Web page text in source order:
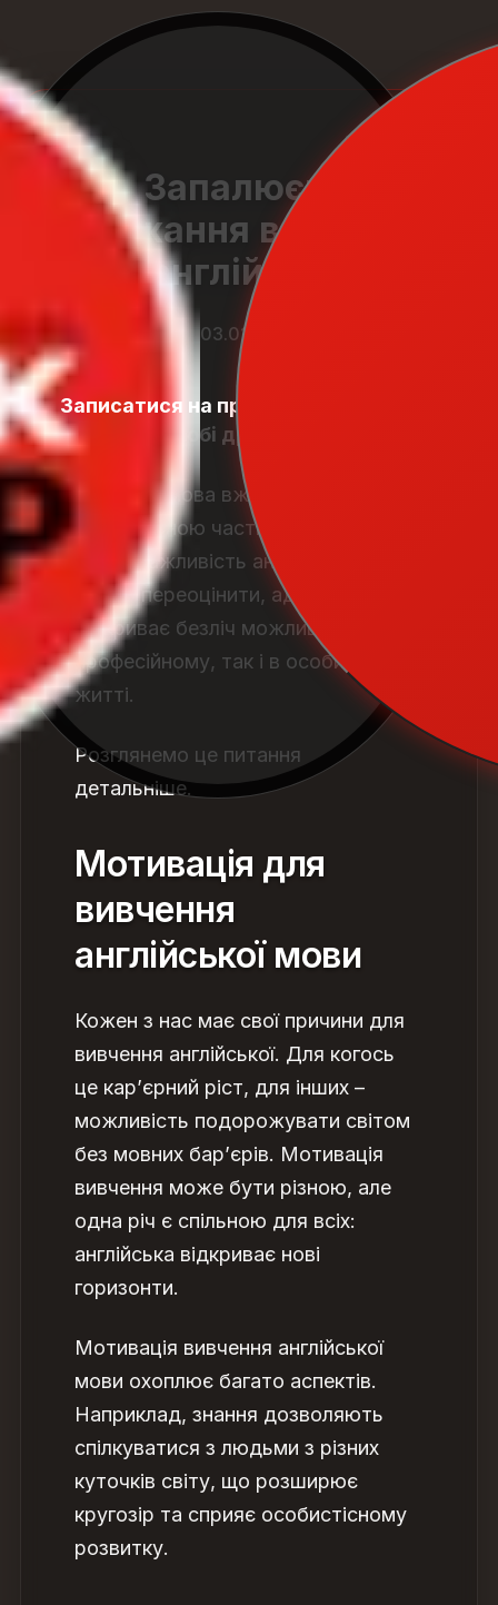
Записатися на пробний урок
Запалюємо
бажання вивчати
англійську
03.01.2026
Вітаємо, любі друзі!
Іноземна мова вже давно стала
невіддільною частиною сучасного
світу.Важливість англійської мови
важко переоцінити, адже вона
відкриває безліч можливостей як у
професійному, так і в особистому
житті.
Розглянемо це питання
детальніше.
Мотивація для
вивчення
англійської мови
Кожен з нас має свої причини для
вивчення англійської. Для когось
це кар’єрний ріст, для інших –
можливість подорожувати світом
без мовних бар’єрів. Мотивація
вивчення може бути різною, але
одна річ є спільною для всіх:
англійська відкриває нові
горизонти.
Мотивація вивчення англійської
мови охоплює багато аспектів.
Наприклад, знання дозволяють
спілкуватися з людьми з різних
куточків світу, що розширює
кругозір та сприяє особистісному
розвитку.